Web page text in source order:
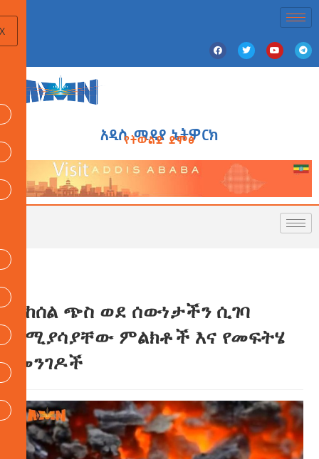
አዲስ ሚዲያ ኔትዎርክ
የትውልድ ድምፅ
የከሰል ጭስ ወደ ሰውነታችን ሲገባ
የሚያሳያቸው ምልክቶች እና የመፍትሄ
መንገዶች